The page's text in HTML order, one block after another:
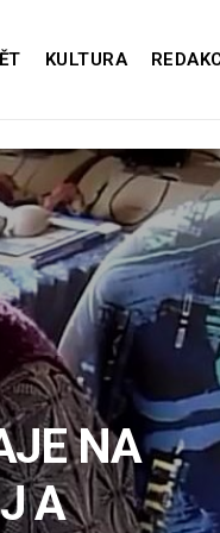
KULTURA
NA
A